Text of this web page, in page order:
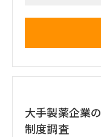
・クライアントを
■出社の仕方につい
週3～5出社（勤務
大手製薬企業
制度調査